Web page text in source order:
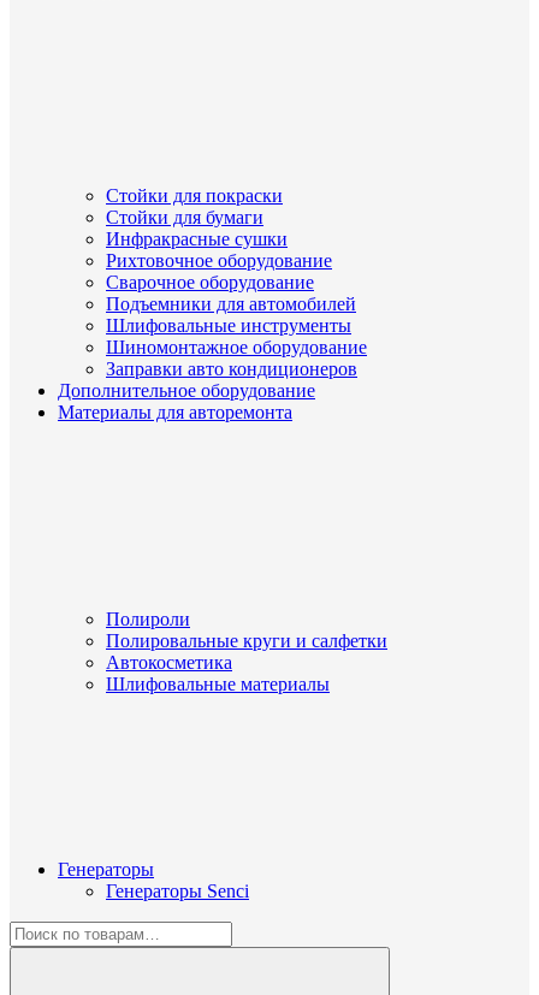
Стойки для покраски
Стойки для бумаги
Инфракрасные сушки
Рихтовочное оборудование
Сварочное оборудование
Подъемники для автомобилей
Шлифовальные инструменты
Шиномонтажное оборудование
Заправки авто кондиционеров
Дополнительное оборудование
Материалы для авторемонта
Полироли
Полировальные круги и салфетки
Автокосметика
Шлифовальные материалы
Генераторы
Генераторы Senci